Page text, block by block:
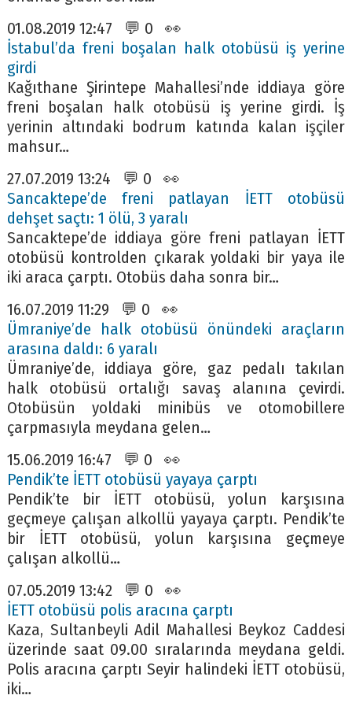
01.08.2019 12:47 💬 0 👀
İstabul’da freni boşalan halk otobüsü iş yerine
girdi
Kağıthane Şirintepe Mahallesi’nde iddiaya göre
freni boşalan halk otobüsü iş yerine girdi. İş
yerinin altındaki bodrum katında kalan işçiler
mahsur…
27.07.2019 13:24 💬 0 👀
Sancaktepe’de freni patlayan İETT otobüsü
dehşet saçtı: 1 ölü, 3 yaralı
Sancaktepe’de iddiaya göre freni patlayan İETT
otobüsü kontrolden çıkarak yoldaki bir yaya ile
iki araca çarptı. Otobüs daha sonra bir…
16.07.2019 11:29 💬 0 👀
Ümraniye’de halk otobüsü önündeki araçların
arasına daldı: 6 yaralı
Ümraniye’de, iddiaya göre, gaz pedalı takılan
halk otobüsü ortalığı savaş alanına çevirdi.
Otobüsün yoldaki minibüs ve otomobillere
çarpmasıyla meydana gelen…
15.06.2019 16:47 💬 0 👀
Pendik’te İETT otobüsü yayaya çarptı
Pendik’te bir İETT otobüsü, yolun karşısına
geçmeye çalışan alkollü yayaya çarptı. Pendik’te
bir İETT otobüsü, yolun karşısına geçmeye
çalışan alkollü…
07.05.2019 13:42 💬 0 👀
İETT otobüsü polis aracına çarptı
Kaza, Sultanbeyli Adil Mahallesi Beykoz Caddesi
üzerinde saat 09.00 sıralarında meydana geldi.
Polis aracına çarptı Seyir halindeki İETT otobüsü,
iki…